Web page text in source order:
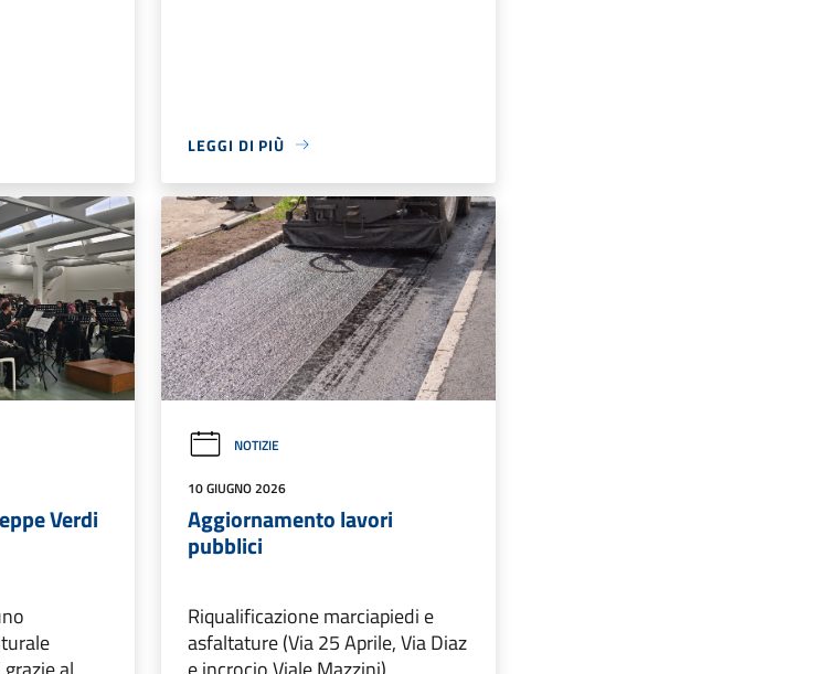
LEGGI DI PIÙ
Verdi
NOTIZIE
10 GIUGNO 2026
Aggiornamento lavori
pubblici
Riqualificazione marciapiedi e
asfaltature (Via 25 Aprile, Via Diaz